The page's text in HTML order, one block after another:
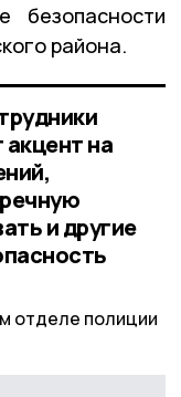
безопасности
района.
на
и другие
отделе полиции